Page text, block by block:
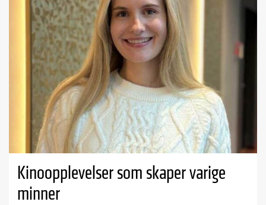
Kinoopplevelser som skaper varige
minner